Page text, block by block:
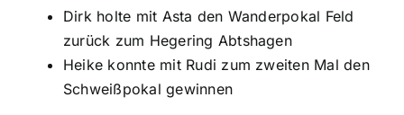
Dirk holte mit Asta den Wanderpokal Feld
zurück zum Hegering Abtshagen
Heike konnte mit Rudi zum zweiten Mal den
Schweißpokal gewinnen